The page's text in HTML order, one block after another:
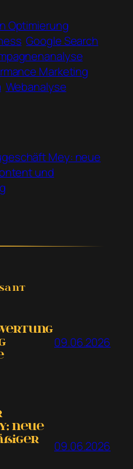
Optimierung
Google Search
Marketing
Webanalyse
Mey: neue
und
09.06.2026
neue
09.06.2026